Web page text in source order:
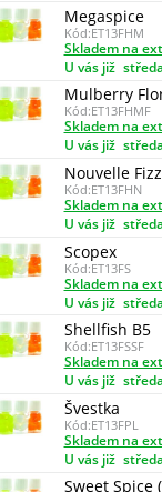
Megaspice
Kód:ET13FHM
Skladem na
U vás již
Mulberry
Kód:ET13FHMF
Skladem na
U vás již
Nouvelle Fizz
Kód:ET13FHN
Skladem na
U vás již
Scopex
Kód:ET13FS
Skladem na
U vás již
Shellfish B5
Kód:ET13FSSF
Skladem na
U vás již
Švestka
Kód:ET13FPL
Skladem na
U vás již
Sweet Spice